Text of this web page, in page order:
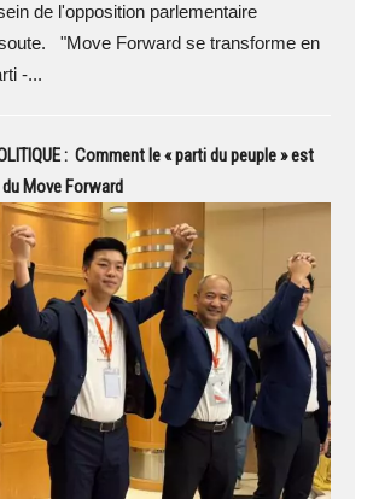
de l'opposition parlementaire
"Move Forward se transforme en
-...
: Comment le « parti du peuple » est
Move Forward